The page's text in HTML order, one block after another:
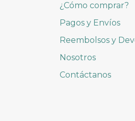
¿Cómo comprar?
Pagos y Envíos
Reembolsos y
Nosotros
Contáctanos